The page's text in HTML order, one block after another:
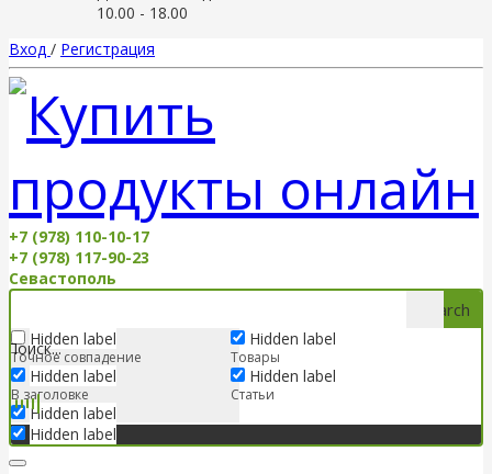
10.00 - 18.00
Вход / Регистрация
+7 (978) 110-10-17
+7 (978) 117-90-23
Севастополь
Search
Hidden label
Точное совпадение
Hidden label
В заголовке
Hidden label
Hidden label
Hidden label
Товары
Hidden label
Статьи